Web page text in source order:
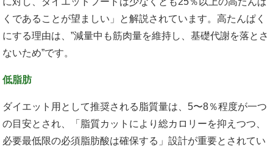
くであることが望ましい」と解説されています。高たんぱく
にする理由は、”減量中も筋肉量を維持し、基礎代謝を落とさ
ないため”です。
低脂肪
ダイエット用として推奨される脂質量は、5〜8％程度が一つ
の目安とされ、「脂質カットにより総カロリーを抑えつつ、
必要最低限の必須脂肪酸は確保する」設計が重要とされてい